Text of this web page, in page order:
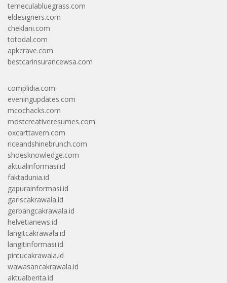
temeculabluegrass.com
eldesigners.com
cheklani.com
totodal.com
apkcrave.com
bestcarinsurancewsa.com
complidia.com
eveningupdates.com
mcochacks.com
mostcreativeresumes.com
oxcarttavern.com
riceandshinebrunch.com
shoesknowledge.com
aktualinformasi.id
faktadunia.id
gapurainformasi.id
gariscakrawala.id
gerbangcakrawala.id
helvetianews.id
langitcakrawala.id
langitinformasi.id
pintucakrawala.id
wawasancakrawala.id
aktualberita.id